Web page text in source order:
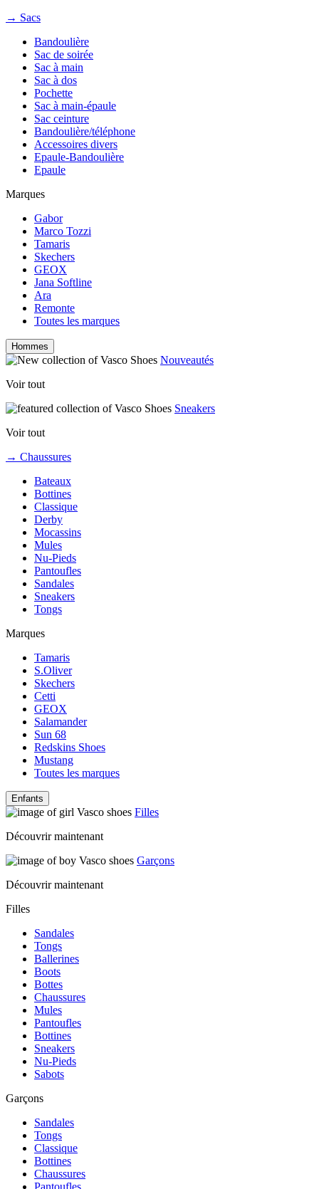
→ Sacs
Bandoulière
Sac de soirée
Sac à main
Sac à dos
Pochette
Sac à main-épaule
Sac ceinture
Bandoulière/téléphone
Accessoires divers
Epaule-Bandoulière
Epaule
Marques
Gabor
Marco Tozzi
Tamaris
Skechers
GEOX
Jana Softline
Ara
Remonte
Toutes les marques
Hommes
Nouveautés
Voir tout
Sneakers
Voir tout
→ Chaussures
Bateaux
Bottines
Classique
Derby
Mocassins
Mules
Nu-Pieds
Pantoufles
Sandales
Sneakers
Tongs
Marques
Tamaris
S.Oliver
Skechers
Cetti
GEOX
Salamander
Sun 68
Redskins Shoes
Mustang
Toutes les marques
Enfants
Filles
Découvrir maintenant
Garçons
Découvrir maintenant
Filles
Sandales
Tongs
Ballerines
Boots
Bottes
Chaussures
Mules
Pantoufles
Bottines
Sneakers
Nu-Pieds
Sabots
Garçons
Sandales
Tongs
Classique
Bottines
Chaussures
Pantoufles